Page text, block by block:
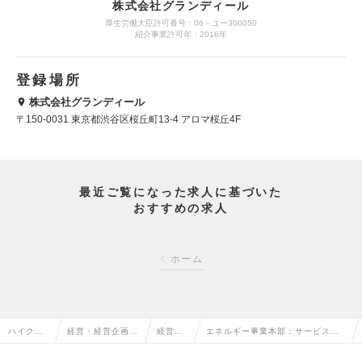
株式会社グランディール
厚生労働大臣許可番号：06－ユー300050
紹介事業許可年：2016年
登録場所
株式会社グランディール
〒150-0031 東京都渋谷区桜丘町13-4 アロマ桜丘4F
最近ご覧になった求人に基づいた
おすすめの求人
ホーム
ハイクラ 経営・経営企画・ 経営企 エネルギー事業本部：サービス管